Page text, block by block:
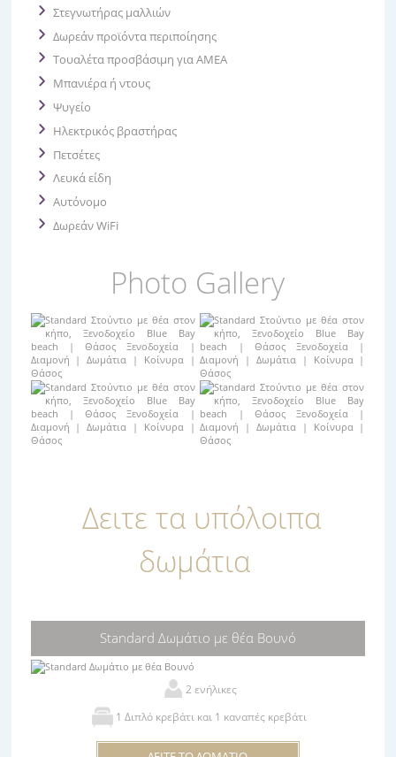
Στεγνωτήρας μαλλιών
Δωρεάν προϊόντα περιποίησης
Τουαλέτα προσβάσιμη για ΑΜΕΑ
Μπανιέρα ή ντους
Ψυγείο
Ηλεκτρικός βραστήρας
Πετσέτες
Λευκά είδη
Αυτόνομο
Δωρεάν WiFi
Photo Gallery
Δειτε τα υπόλοιπα
δωμάτια
Standard Δωμάτιο με θέα Βουνό
2 ενήλικες
1 Διπλό κρεβάτι και 1 καναπές κρεβάτι